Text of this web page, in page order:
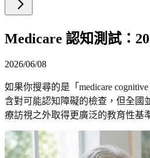
Medicare 認知測試：
2026/06/08
如果你搜尋的是「medicare
含對可能認知障礙的檢查，但全國
療訪視之外取得更廣泛的教育性基